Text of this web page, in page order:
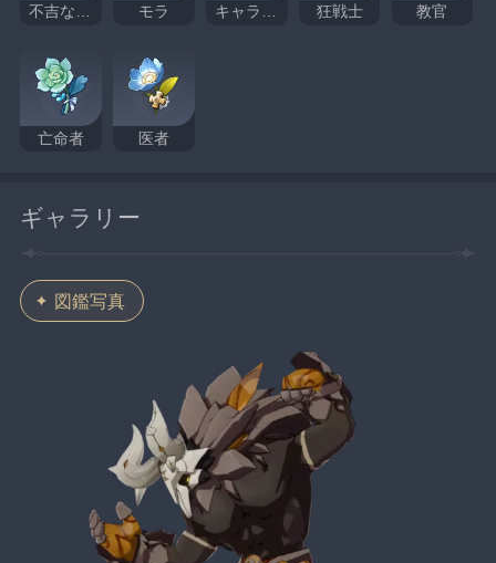
不吉な仮面 モラ キャラクター経験値 狂戦士 教官
亡命者 医者
ギャラリー
図鑑写真